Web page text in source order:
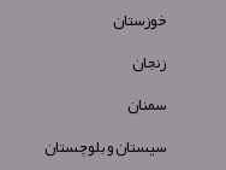
خوزستان
زنجان
سمنان
سیستان و بلوچستان